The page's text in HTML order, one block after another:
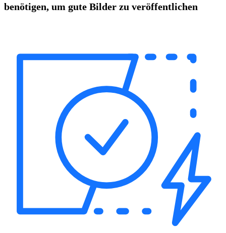
benötigen, um gute Bilder zu veröffentlichen